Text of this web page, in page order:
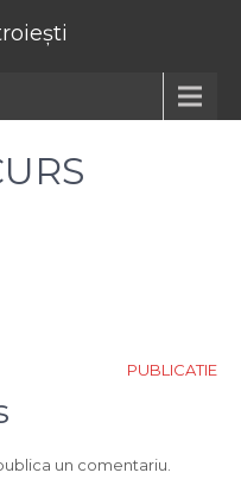
PUBLICATIE
un comentariu.